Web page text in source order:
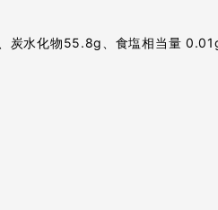
水化物55.8g、食塩相当量